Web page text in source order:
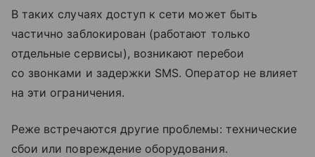
В таких случаях доступ к сети может быть
частично заблокирован (работают только
отдельные сервисы), возникают перебои
со звонками и задержки SMS. Оператор не влияет
на эти ограничения.
Реже встречаются другие проблемы: технические
сбои или повреждение оборудования.